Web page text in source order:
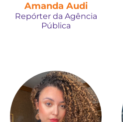
Amanda Audi
Repórter da Agência
Pública